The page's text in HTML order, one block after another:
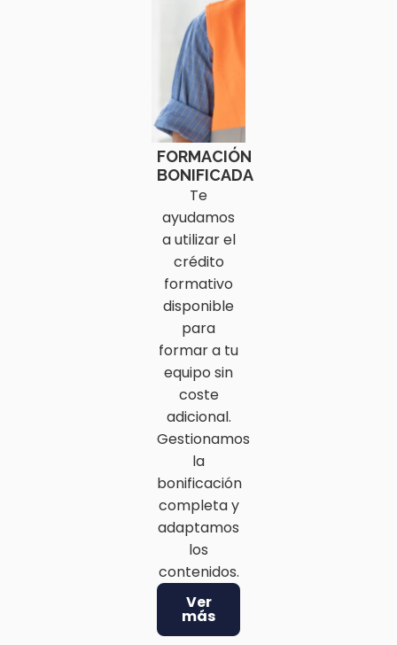
FORMACIÓN
BONIFICADA
Te
ayudamos
a utilizar el
crédito
formativo
disponible
para
formar a tu
equipo sin
coste
adicional.
Gestionamos
la
bonificación
completa y
adaptamos
los
contenidos.
Ver
más